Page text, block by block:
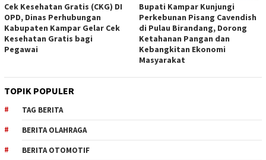
Cek Kesehatan Gratis (CKG) DI
OPD, Dinas Perhubungan
Kabupaten Kampar Gelar Cek
Kesehatan Gratis bagi
Pegawai
Bupati Kampar Kunjungi
Perkebunan Pisang Cavendish
di Pulau Birandang, Dorong
Ketahanan Pangan dan
Kebangkitan Ekonomi
Masyarakat
TOPIK POPULER
TAG BERITA
BERITA OLAHRAGA
BERITA OTOMOTIF